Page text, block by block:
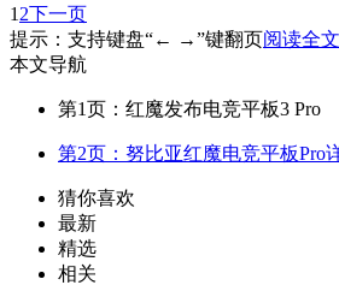
1 2下一页
提示：支持键盘“← →”键翻页阅读全文
本文导航
第1页：红魔发布电竞平板3 Pro
第2页：努比亚红魔电竞平板Pro
猜你喜欢
最新
精选
相关